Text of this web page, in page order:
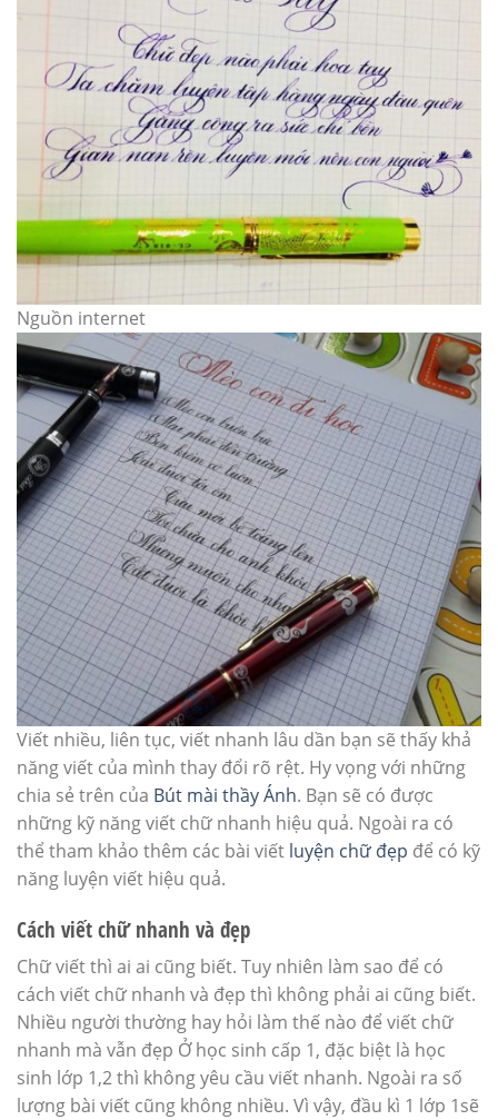
Nguồn internet
Viết nhiều, liên tục, viết nhanh lâu dần bạn sẽ thấy khả
năng viết của mình thay đổi rõ rệt. Hy vọng với những
chia sẻ trên của Bút mài thầy Ánh. Bạn sẽ có được
những kỹ năng viết chữ nhanh hiệu quả. Ngoài ra có
thể tham khảo thêm các bài viết luyện chữ đẹp để có kỹ
năng luyện viết hiệu quả.
Cách viết chữ nhanh và đẹp
Chữ viết thì ai ai cũng biết. Tuy nhiên làm sao để có
cách viết chữ nhanh và đẹp thì không phải ai cũng biết.
Nhiều người thường hay hỏi làm thế nào để viết chữ
nhanh mà vẫn đẹp Ở học sinh cấp 1, đặc biệt là học
sinh lớp 1,2 thì không yêu cầu viết nhanh. Ngoài ra số
lượng bài viết cũng không nhiều. Vì vậy, đầu kì 1 lớp 1sẽ